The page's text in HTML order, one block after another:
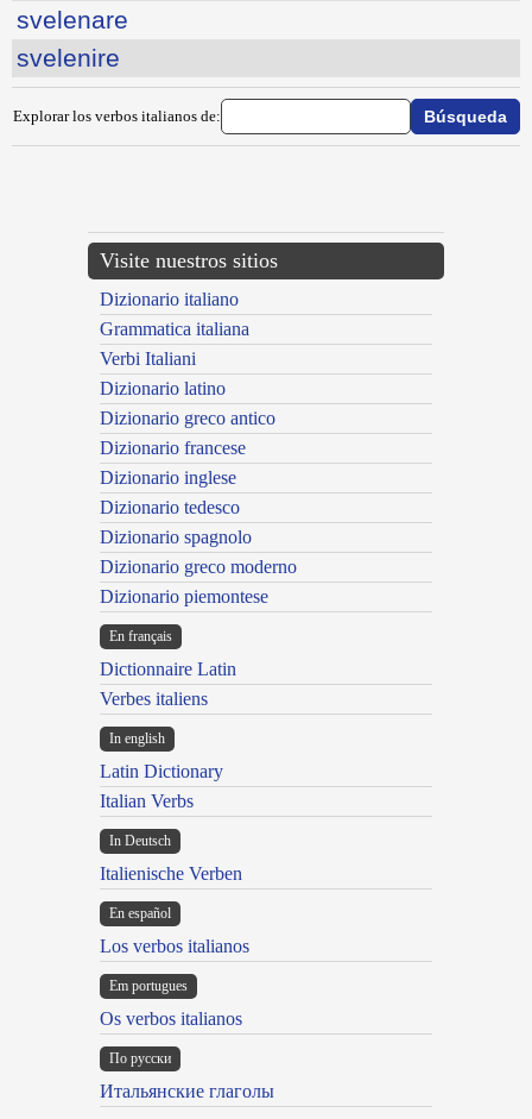
svelenare
svelenire
Explorar los verbos italianos de:
Visite nuestros sitios
Dizionario italiano
Grammatica italiana
Verbi Italiani
Dizionario latino
Dizionario greco antico
Dizionario francese
Dizionario inglese
Dizionario tedesco
Dizionario spagnolo
Dizionario greco moderno
Dizionario piemontese
En français
Dictionnaire Latin
Verbes italiens
In english
Latin Dictionary
Italian Verbs
In Deutsch
Italienische Verben
En español
Los verbos italianos
Em portugues
Os verbos italianos
По русски
Итальянские глаголы